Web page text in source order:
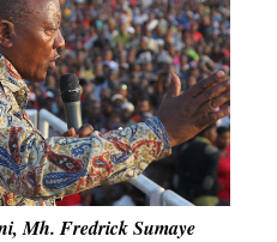
Mh. Fredrick Sumaye